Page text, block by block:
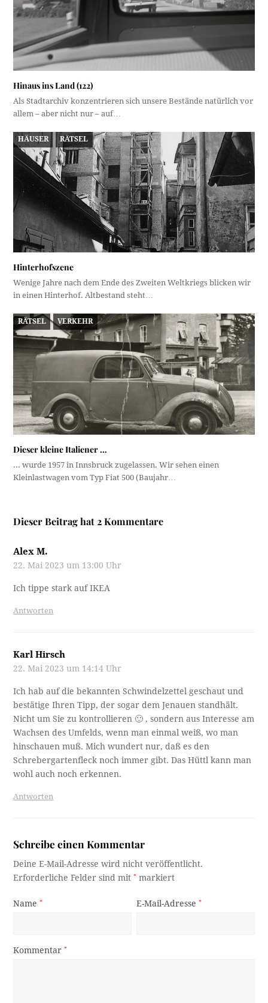
Hinaus ins Land (122)
Als Stadtarchiv konzentrieren sich unsere Bestände natürlich vor
allem – aber nicht nur – auf…
HÄUSER RÄTSEL
Hinterhofszene
Wenige Jahre nach dem Ende des Zweiten Weltkriegs blicken wir
in einen Hinterhof. Altbestand steht…
RÄTSEL VERKEHR
Dieser kleine Italiener …
... wurde 1957 in Innsbruck zugelassen. Wir sehen einen
Kleinlastwagen vom Typ Fiat 500 (Baujahr…
Dieser Beitrag hat 2 Kommentare
Alex M.
22. Mai 2023 um 13:00 Uhr
Ich tippe stark auf IKEA
Antworten
Karl Hirsch
22. Mai 2023 um 14:14 Uhr
Ich hab auf die bekannten Schwindelzettel geschaut und
bestätige Ihren Tipp, der sogar dem Jenauen standhält.
Nicht um Sie zu kontrollieren 🙂 , sondern aus Interesse am
Wachsen des Umfelds, wenn man einmal weiß, wo man
hinschauen muß. Mich wundert nur, daß es den
Schrebergartenfleck noch immer gibt. Das Hüttl kann man
wohl auch noch erkennen.
Antworten
Schreibe einen Kommentar
Deine E-Mail-Adresse wird nicht veröffentlicht.
Erforderliche Felder sind mit* markiert
Name* E-Mail-Adresse*
Kommentar*